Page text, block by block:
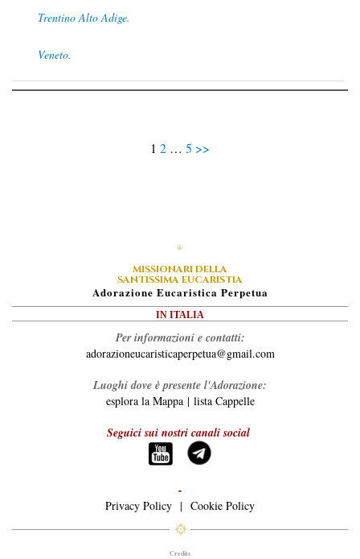
Trentino Alto Adige.
Veneto.
1 2 … 5 >>
MISSIONARI DELLA
SANTISSIMA EUCARISTIA
ADorazione EUcaristica PErpetua
IN ITALIA
Per informazioni e contatti:
adorazioneucaristicaperpetua@gmail.com
Luoghi dove è presente l'Adorazione:
esplora la Mappa| lista Cappelle
Seguici sui nostri canali social
-
Privacy Policy | Cookie Policy
Credits